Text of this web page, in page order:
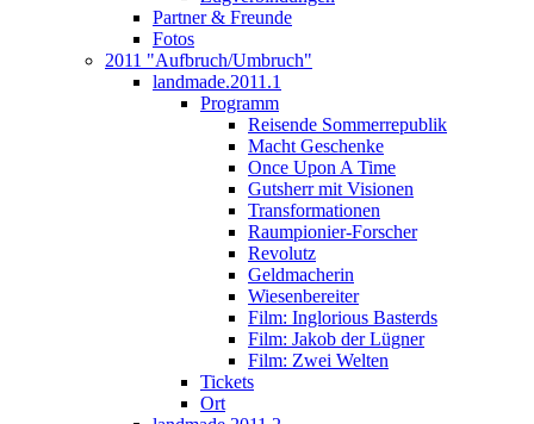
Partner & Freunde
Fotos
2011 "Aufbruch/Umbruch"
landmade.2011.1
Programm
Reisende Sommerrepublik
Macht Geschenke
Once Upon A Time
Gutsherr mit Visionen
Transformationen
Raumpionier-Forscher
Revolutz
Geldmacherin
Wiesenbereiter
Film: Inglorious Basterds
Film: Jakob der Lügner
Film: Zwei Welten
Tickets
Ort